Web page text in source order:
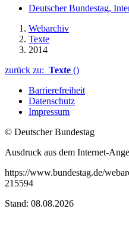
Deutscher Bundestag,
Webarchiv
Texte
2014
zurück zu: Texte ()
Barrierefreiheit
Datenschutz
Impressum
© Deutscher Bundestag
Ausdruck aus dem Internet-
https://www.bundestag.de/
215594
Stand: 08.08.2026